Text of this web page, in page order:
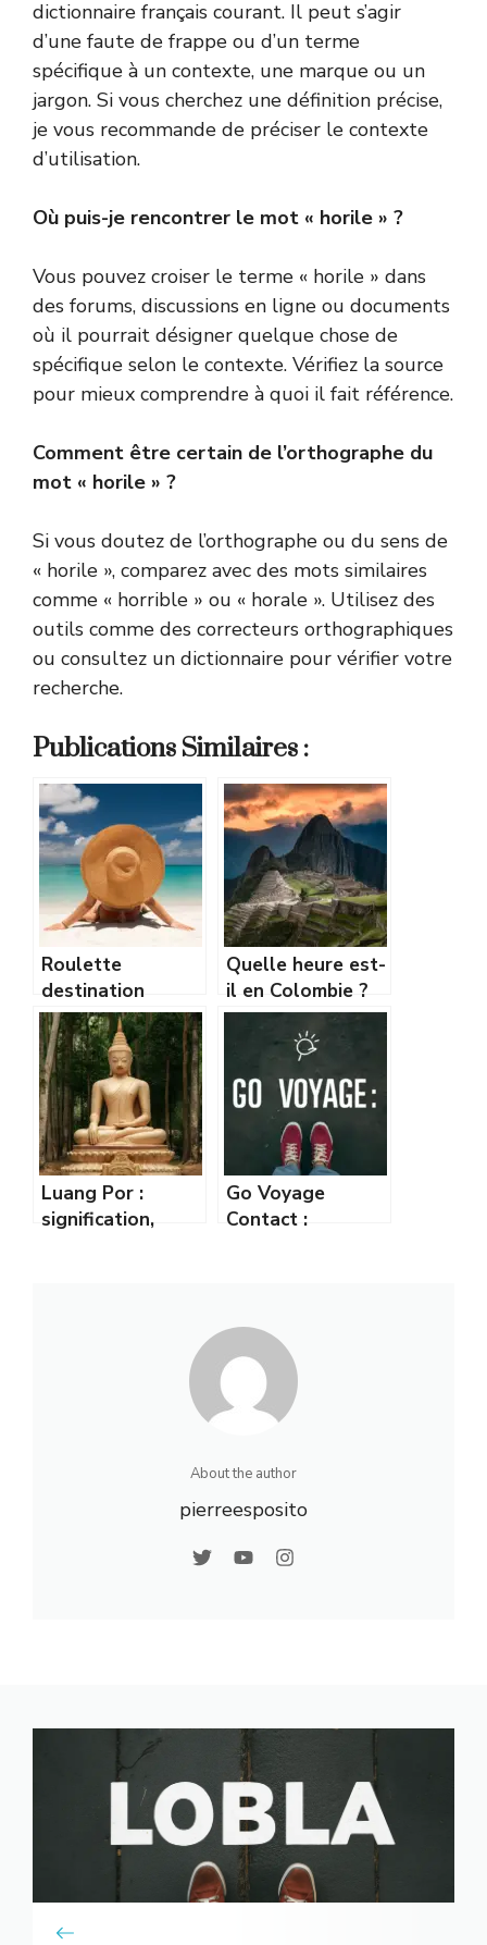
dictionnaire français courant. Il peut s’agir
d’une faute de frappe ou d’un terme
spécifique à un contexte, une marque ou un
jargon. Si vous cherchez une définition précise,
je vous recommande de préciser le contexte
d’utilisation.
Où puis-je rencontrer le mot « horile » ?
Vous pouvez croiser le terme « horile » dans
des forums, discussions en ligne ou documents
où il pourrait désigner quelque chose de
spécifique selon le contexte. Vérifiez la source
pour mieux comprendre à quoi il fait référence.
Comment être certain de l’orthographe du
mot « horile » ?
Si vous doutez de l’orthographe ou du sens de
« horile », comparez avec des mots similaires
comme « horrible » ou « horale ». Utilisez des
outils comme des correcteurs orthographiques
ou consultez un dictionnaire pour vérifier votre
recherche.
Publications Similaires :
Roulette
destination
vacancesmania.co
m : trouvez votre
prochain voyage
idéal
Quelle heure est-
il en Colombie ?
Décalage horaire
et fuseau
expliqué
Luang Por :
signification,
Go Voyage
Contact :
About the author
pierreesposito